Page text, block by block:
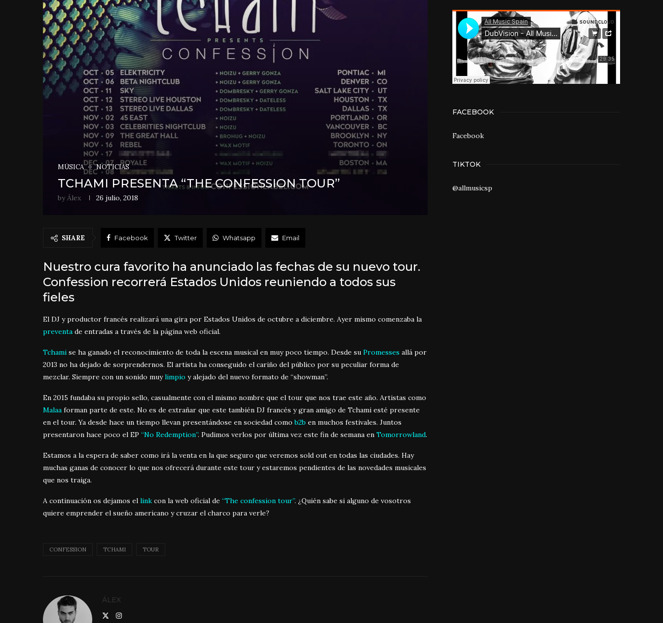
MÚSICA NOTICIAS
TCHAMI PRESENTA “THE CONFESSION TOUR”
byÁlex 26 julio, 2018
SHARE Facebook Twitter Whatsapp Email
Nuestro cura favorito ha anunciado las fechas de su nuevo tour.
Confession recorrerá Estados Unidos reuniendo a todos sus
fieles
El DJ y productor francés realizará una gira por Estados Unidos de octubre a diciembre. Ayer mismo comenzaba la
preventa de entradas a través de la página web oficial.
Tchami se ha ganado el reconocimiento de toda la escena musical en muy poco tiempo. Desde su Promesses allá por
2013 no ha dejado de sorprendernos. El artista ha conseguido el cariño del público por su peculiar forma de
mezclar. Siempre con un sonido muylimpio y alejado del nuevo formato de “showman”.
En 2015 fundaba su propio sello, casualmente con el mismo nombre que el tour que nos trae este año. Artistas como
Malaa forman parte de este. No es de extrañar que este también DJ francés y gran amigo de Tchami esté presente
en el tour. Ya desde hace un tiempo llevan presentándose en sociedad comob2b en muchos festivales. Juntos
presentaron hace poco el EP “No Redemption”. Pudimos verlos por última vez este fin de semana en Tomorrowland.
Estamos a la espera de saber como irá la venta en la que seguro que veremos sold out en todas las ciudades. Hay
muchas ganas de conocer lo que nos ofrecerá durante este tour y estaremos pendientes de las novedades musicales
que nos traiga.
A continuación os dejamos el link con la web oficial de “The confession tour”. ¿Quién sabe si alguno de vosotros
quiere emprender el sueño americano y cruzar el charco para verle?
CONFESSION TCHAMI TOUR
ÁLEX
FACEBOOK
Facebook
TIKTOK
@allmusicsp